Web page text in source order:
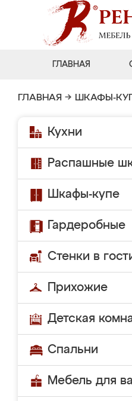
ГЛАВНАЯ
ГЛАВНАЯ → ШКАФЫ-
Кухни
Распашные
Шкафы-купе
Гардеробные
Стенки в
Прихожие
Детская
Спальни
Мебель для